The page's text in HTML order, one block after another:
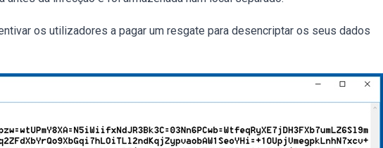
os utilizadores a pagar um resgate para desencriptar os seus dados